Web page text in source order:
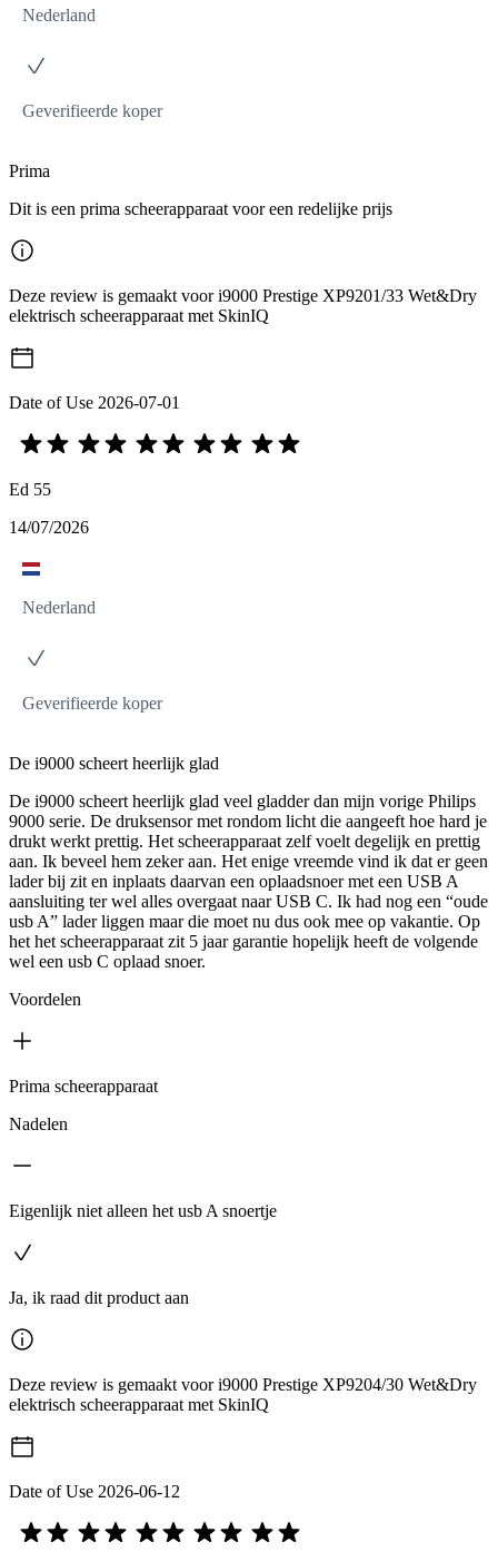
Nederland
Geverifieerde koper
Prima
Dit is een prima scheerapparaat voor een redelijke prijs
Deze review is gemaakt voor i9000 Prestige XP9201/33 Wet&Dry
elektrisch scheerapparaat met SkinIQ
Date of Use 2026-07-01
Ed 55
14/07/2026
Nederland
Geverifieerde koper
De i9000 scheert heerlijk glad
De i9000 scheert heerlijk glad veel gladder dan mijn vorige Philips
9000 serie. De druksensor met rondom licht die aangeeft hoe hard je
drukt werkt prettig. Het scheerapparaat zelf voelt degelijk en prettig
aan. Ik beveel hem zeker aan. Het enige vreemde vind ik dat er geen
lader bij zit en inplaats daarvan een oplaadsnoer met een USB A
aansluiting ter wel alles overgaat naar USB C. Ik had nog een “oude
usb A” lader liggen maar die moet nu dus ook mee op vakantie. Op
het het scheerapparaat zit 5 jaar garantie hopelijk heeft de volgende
wel een usb C oplaad snoer.
Voordelen
Prima scheerapparaat
Nadelen
Eigenlijk niet alleen het usb A snoertje
Ja, ik raad dit product aan
Deze review is gemaakt voor i9000 Prestige XP9204/30 Wet&Dry
elektrisch scheerapparaat met SkinIQ
Date of Use 2026-06-12